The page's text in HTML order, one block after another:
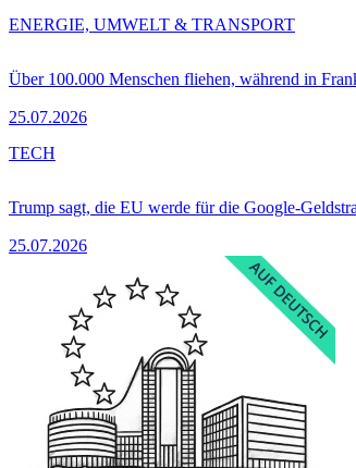
Über 100.000 Menschen fliehen, während in
25.07.2026
ENERGIE, UMWELT & TRANSPORT
Trump sagt, die EU werde für die Google-
25.07.2026
TECH